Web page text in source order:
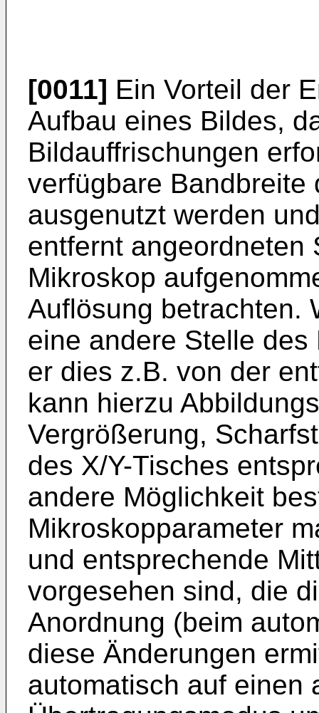
[0011] Ein Vorteil der
Aufbau eines Bildes,
Bildauffrischungen
verfügbare Bandbreite
ausgenutzt werden
entfernt angeordneten
Mikroskop
Auflösung betrachten.
eine andere Stelle
er dies z.B. von der
kann hierzu
Vergrößerung,
des X/Y-Tisches
andere Möglichkeit
Mikroskopparameter
und entsprechende
vorgesehen sind, die
Anordnung (beim
diese Änderungen
automatisch auf einen